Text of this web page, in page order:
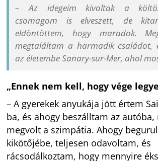
– Az idegeim kivoltak a
csomagom is elveszett, de
eldöntöttem, hogy maradok.
megtaláltam a harmadik családot,
az életembe Sanary-sur-Mer, ahol
„Ennek nem kell, hogy vége
– A gyerekek anyukája jött értem
ba, és ahogy beszálltam az autóba,
megvolt a szimpátia. Ahogy
kikötőjébe, teljesen odavoltam, és
rácsodálkoztam, hogy mennyire